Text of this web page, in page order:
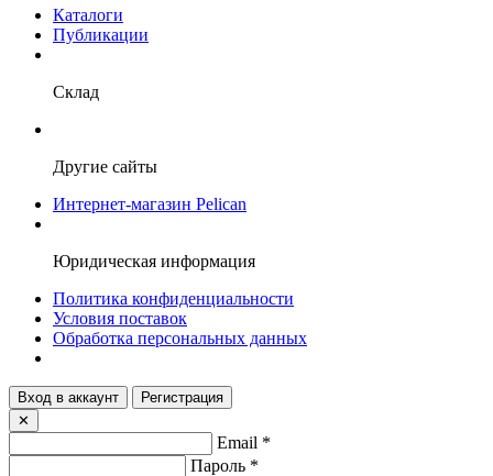
Каталоги
Публикации
Склад
Другие сайты
Интернет-магазин Pelican
Юридическая информация
Политика конфиденциальности
Условия поставок
Обработка персональных данных
Вход в аккаунт
Регистрация
✕
Email *
Пароль *